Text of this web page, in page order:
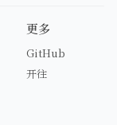
更多
GitHub
开往